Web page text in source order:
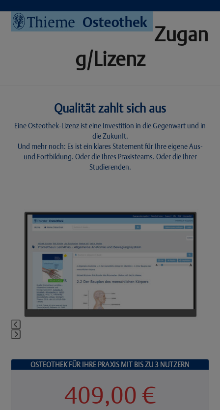
contentOpen
mobile
Close
mobile
Zugan
g/Lizenz
Qualität zahlt sich aus
Eine Osteothek-Lizenz ist eine Investition in die Gegenwart und in
die Zukunft.
Und mehr noch: Es ist ein klares Statement für Ihre eigene Aus-
und Fortbildung. Oder die Ihres Praxisteams. Oder die Ihrer
Studierenden.
carousel
navigation
buttons
OSTEOTHEK FÜR IHRE PRAXIS MIT BIS ZU 3 NUTZERN
409,00 €